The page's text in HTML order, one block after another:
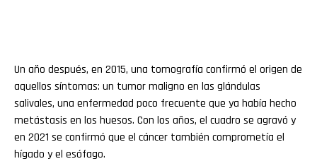
Un año después, en 2015, una tomografía confirmó el origen de
aquellos síntomas: un tumor maligno en las glándulas
salivales, una enfermedad poco frecuente que ya había hecho
metástasis en los huesos. Con los años, el cuadro se agravó y
en 2021 se confirmó que el cáncer también comprometía el
hígado y el esófago.